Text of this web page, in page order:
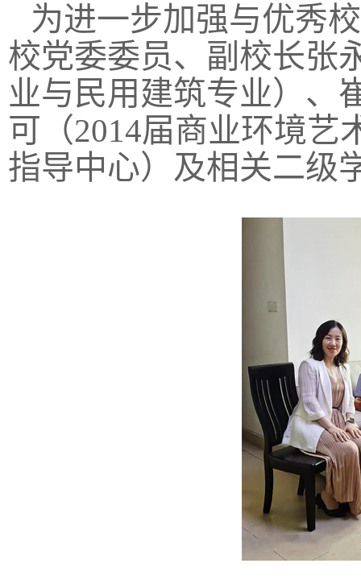
为进一步加强与优秀
校党委委员、副校长张
业与民用建筑专业）、
可（2014届商业环境艺
指导中心）及相关二级